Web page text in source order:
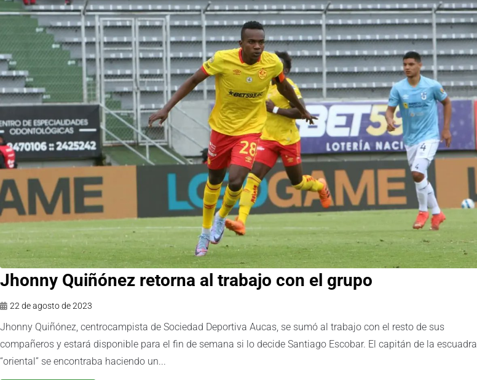
Jhonny Quiñónez retorna al trabajo con el grupo
22 de agosto de 2023
Jhonny Quiñónez, centrocampista de Sociedad Deportiva Aucas, se sumó al trabajo con el resto de sus
compañeros y estará disponible para el fin de semana si lo decide Santiago Escobar. El capitán de la escuadra
“oriental” se encontraba haciendo un...